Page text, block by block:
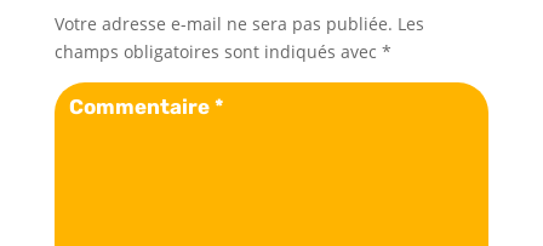
Votre adresse e-mail ne sera pas publiée. Les
champs obligatoires sont indiqués avec *